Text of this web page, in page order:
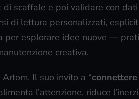
di scaffale e poi validare con
di lettura personalizzati,
per esplorare idee nuove —
creativa.
Il suo invito a “
l’attenzione, riduce